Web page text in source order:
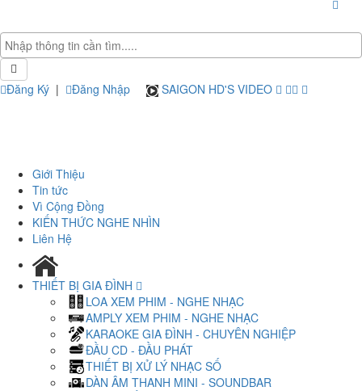
Đăng Ký | Đăng Nhập SAIGON HD'S VIDEO
Giới Thiệu
Tin tức
Vì Cộng Đồng
KIẾN THỨC NGHE NHÌN
Liên Hệ
THIẾT BỊ GIA ĐÌNH
LOA XEM PHIM - NGHE NHẠC
AMPLY XEM PHIM - NGHE NHẠC
KARAOKE GIA ĐÌNH - CHUYÊN NGHIỆP
ĐẦU CD - ĐẦU PHÁT
THIẾT BỊ XỬ LÝ NHẠC SỐ
DÀN ÂM THANH MINI - SOUNDBAR